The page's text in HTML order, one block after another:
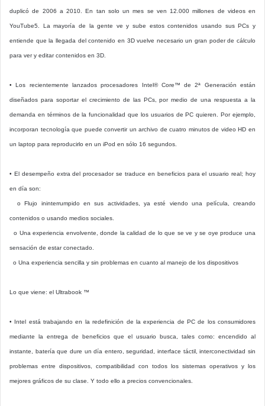
duplicó de 2006 a 2010. En tan solo un mes se ven 12.000 millones de videos en
YouTube5. La mayoría de la gente ve y sube estos contenidos usando sus PCs y
entiende que la llegada del contenido en 3D vuelve necesario un gran poder de cálculo
para ver y editar contenidos en 3D.
• Los recientemente lanzados procesadores Intel® Core™ de 2ª Generación están
diseñados para soportar el crecimiento de las PCs, por medio de una respuesta a la
demanda en términos de la funcionalidad que los usuarios de PC quieren. Por ejemplo,
incorporan tecnología que puede convertir un archivo de cuatro minutos de video HD en
un laptop para reproducirlo en un iPod en sólo 16 segundos.
• El desempeño extra del procesador se traduce en beneficios para el usuario real; hoy
en día son:
o Flujo ininterrumpido en sus actividades, ya esté viendo una película, creando
contenidos o usando medios sociales.
o Una experiencia envolvente, donde la calidad de lo que se ve y se oye produce una
sensación de estar conectado.
o Una experiencia sencilla y sin problemas en cuanto al manejo de los dispositivos
Lo que viene: el Ultrabook ™
• Intel está trabajando en la redefinición de la experiencia de PC de los consumidores
mediante la entrega de beneficios que el usuario busca, tales como: encendido al
instante, batería que dure un día entero, seguridad, interface táctil, interconectividad sin
problemas entre dispositivos, compatibilidad con todos los sistemas operativos y los
mejores gráficos de su clase. Y todo ello a precios convencionales.